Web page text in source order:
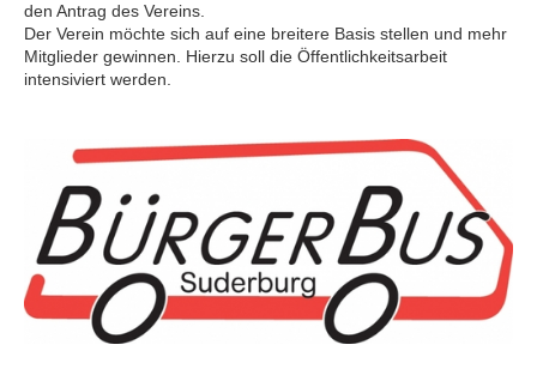
den Antrag des Vereins.
Der Verein möchte sich auf eine breitere Basis stellen und mehr
Mitglieder gewinnen. Hierzu soll die Öffentlichkeitsarbeit
intensiviert werden.